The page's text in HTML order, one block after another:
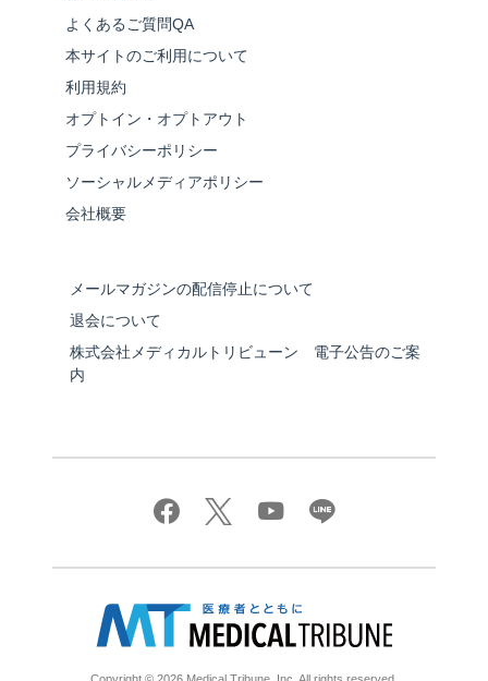
よくあるご質問QA
本サイトのご利用について
利用規約
オプトイン・オプトアウト
プライバシーポリシー
ソーシャルメディアポリシー
会社概要
メールマガジンの配信停止について
退会について
株式会社メディカルトリビューン 電子公告のご案
内